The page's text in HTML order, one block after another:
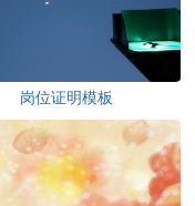
岗位证明模板